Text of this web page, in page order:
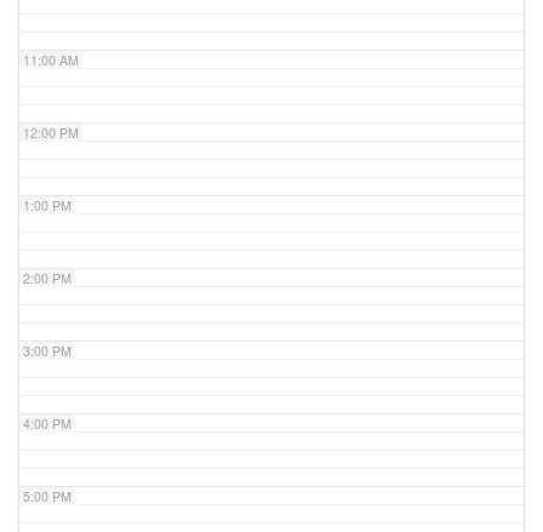
11:00 AM
12:00 PM
1:00 PM
2:00 PM
3:00 PM
4:00 PM
5:00 PM